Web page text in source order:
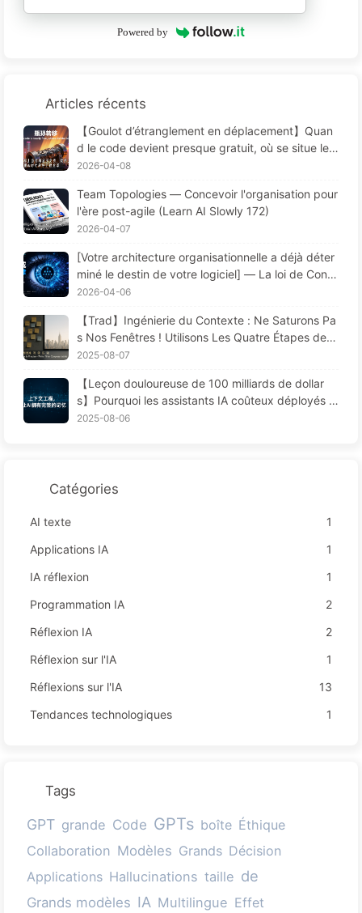
Powered by
Articles récents
【Goulot d’étranglement en déplacement】Quan
d le code devient presque gratuit, où se situe le
goulot d’étranglement du génie logiciel — L’évolut
A pas à pas 173
2026-04-08
Team Topologies — Concevoir l'organisation pour
l'ère post-agile (Learn AI Slowly 172)
2026-04-07
[Votre architecture organisationnelle a déjà déter
miné le destin de votre logiciel] — La loi de Conw
ay, une loi fondamentale de la gestion sous-estim
cielle à l’ère de l’IA — Apprendre l’IA progressive
ment 171
2026-04-06
【Trad】Ingénierie du Contexte : Ne Saturons Pa
s Nos Fenêtres ! Utilisons Les Quatre Étapes de R
édaction, Filtrage, Compression et Isolation, Évito
à L'extérieur — Apprenons Lentement L'IA170
2025-08-07
【Leçon douloureuse de 100 milliards de dollar
s】Pourquoi les assistants IA coûteux déployés p
ar les entreprises "oublient" souvent aux moment
2025-08-06
Catégories
AI texte
1
Applications IA
1
IA réflexion
1
Programmation IA
2
Réflexion IA
2
Réflexion sur l'IA
1
Réflexions sur l'IA
13
Tendances technologiques
1
Tags
GPT grande Code GPTs boîte Éthique
Collaboration Modèles Grands Décision
Applications Hallucinations taille de
Grands modèles IA Multilingue Effet